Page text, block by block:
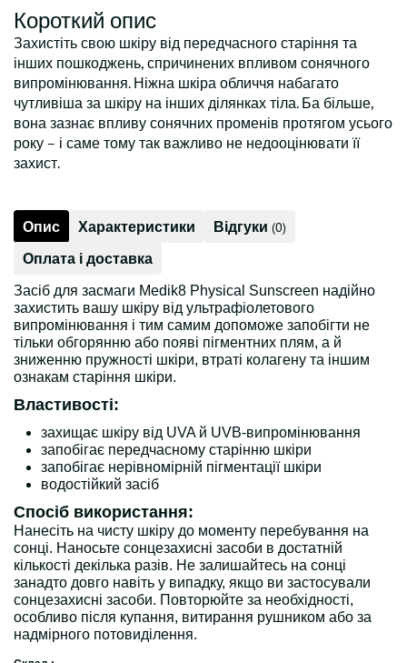
Короткий опис
Захистіть свою шкіру від передчасного старіння та
інших пошкоджень, спричинених впливом сонячного
випромінювання. Ніжна шкіра обличчя набагато
чутливіша за шкіру на інших ділянках тіла. Ба більше,
вона зазнає впливу сонячних променів протягом усього
року – і саме тому так важливо не недооцінювати її
захист.
Опис Характеристики Відгуки (0)
Оплата і доставка
Засіб для засмаги Medik8 Physical Sunscreen надійно
захистить вашу шкіру від ультрафіолетового
випромінювання і тим самим допоможе запобігти не
тільки обгорянню або появі пігментних плям, а й
зниженню пружності шкіри, втраті колагену та іншим
ознакам старіння шкіри.
Властивості:
захищає шкіру від UVA й UVB-випромінювання
запобігає передчасному старінню шкіри
запобігає нерівномірній пігментації шкіри
водостійкий засіб
Спосіб використання:
Нанесіть на чисту шкіру до моменту перебування на
сонці. Наносьте сонцезахисні засоби в достатній
кількості декілька разів. Не залишайтесь на сонці
занадто довго навіть у випадку, якщо ви застосували
сонцезахисні засоби. Повторюйте за необхідності,
особливо після купання, витирання рушником або за
надмірного потовиділення.